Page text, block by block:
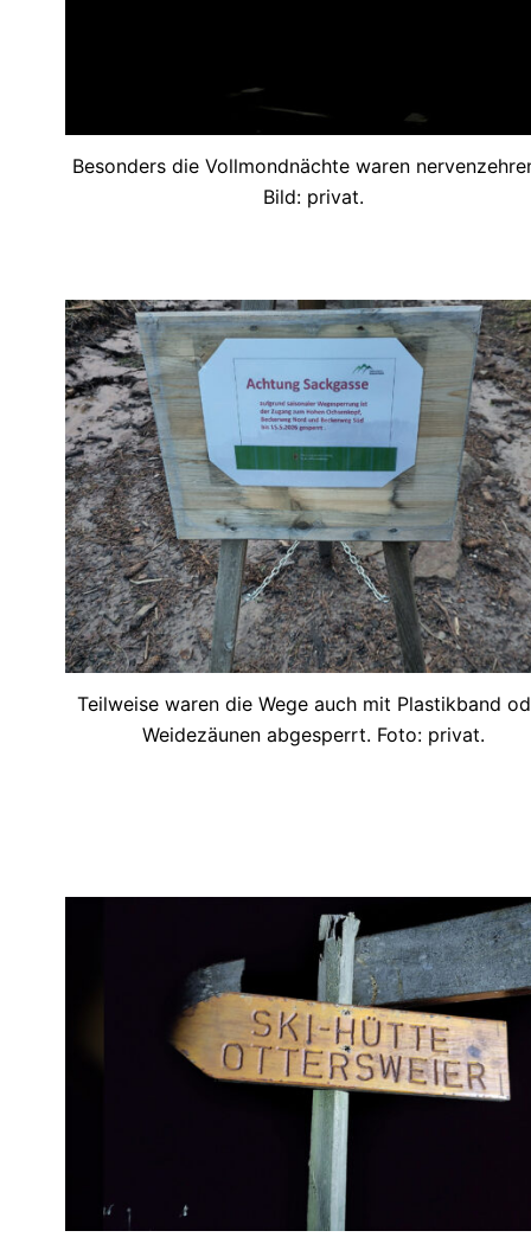
Besonders die Vollmondnächte waren
Bild: privat.
Teilweise waren die Wege auch mit Plastikband
Weidezäunen abgesperrt. Foto: privat.